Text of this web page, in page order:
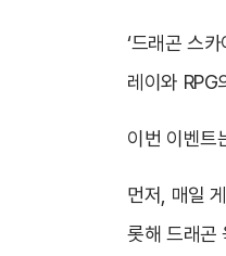
‘드래곤 스
레이와
이번 이벤트
먼저, 매일
롯해 드래곤